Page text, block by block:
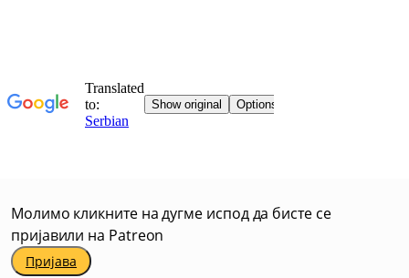
Молимо кликните на дугме испод да бисте се
пријавили на Patreon
Пријава